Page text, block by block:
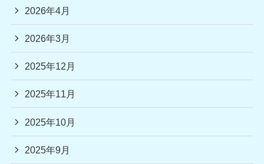
2026年4月
2026年3月
2025年12月
2025年11月
2025年10月
2025年9月